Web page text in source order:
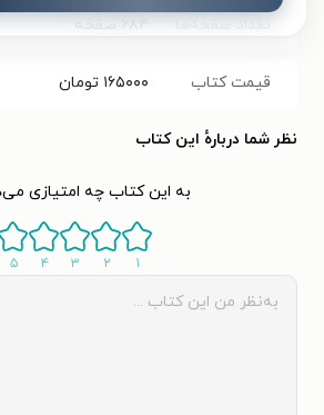
تعداد صفحه‌ها ۶۸۴ صفحه
قیمت کتاب ۱۶۵۰۰۰ تومان
نظر شما دربارهٔ این کتاب
به این کتاب چه امتیازی
۱ ۲ ۳ ۴ ۵